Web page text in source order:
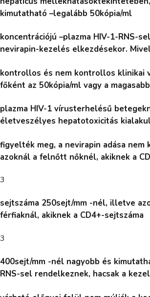
kimutatható –legalább 50kópia/ml
koncentrációjú –plazma HIV-1-RNS-
nevirapin-kezelés elkezdésekor.
kontrollos és nem kontrollos klinikai
főként az 50kópia/ml vagy a magasabb
plazma HIV-1 vírusterhelésű
életveszélyes hepatotoxicitás
figyelték meg, a nevirapin adása nem
azoknál a felnőtt nőknél, akiknek a
3
sejtszáma 250sejt/mm -nél, illetve
férfiaknál, akiknek a CD4+-sejtszáma
3
400sejt/mm -nél nagyobb és
RNS-sel rendelkeznek, hacsak a